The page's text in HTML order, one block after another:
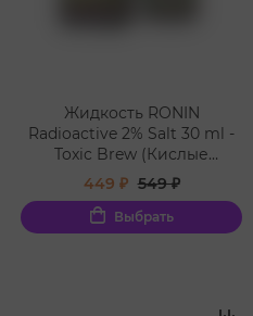
Жидкость RONIN
Radioactive 2% Salt 30 ml -
Toxic Brew (Кислые
лимонные
конфетки/Lemon Candy)
449 ₽ 549 ₽
Выбрать